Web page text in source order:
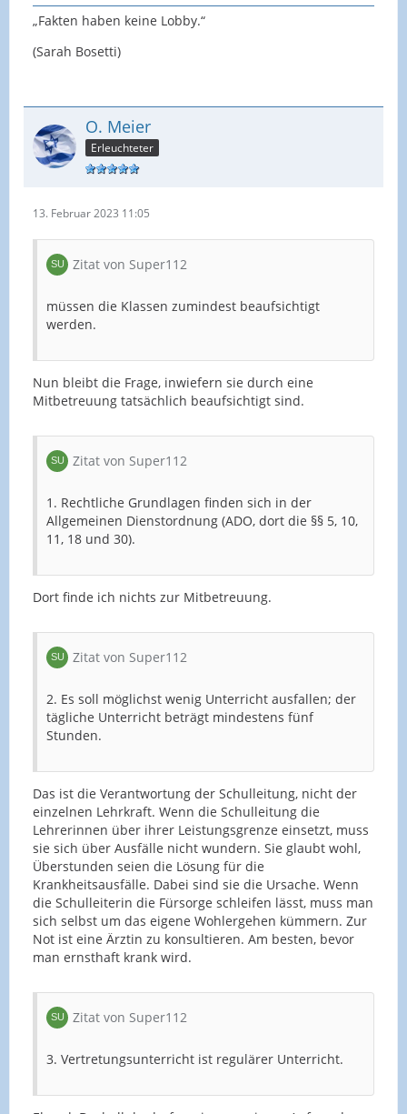
„Fakten haben keine Lobby.“
(Sarah Bosetti)
O. Meier
Erleuchteter
13. Februar 2023 11:05
Zitat von Super112
müssen die Klassen zumindest beaufsichtigt
werden.
Nun bleibt die Frage, inwiefern sie durch eine
Mitbetreuung tatsächlich beaufsichtigt sind.
Zitat von Super112
1. Rechtliche Grundlagen finden sich in der
Allgemeinen Dienstordnung (ADO, dort die §§ 5, 10,
11, 18 und 30).
Dort finde ich nichts zur Mitbetreuung.
Zitat von Super112
2. Es soll möglichst wenig Unterricht ausfallen; der
tägliche Unterricht beträgt mindestens fünf
Stunden.
Das ist die Verantwortung der Schulleitung, nicht der
einzelnen Lehrkraft. Wenn die Schulleitung die
Lehrerinnen über ihrer Leistungsgrenze einsetzt, muss
sie sich über Ausfälle nicht wundern. Sie glaubt wohl,
Überstunden seien die Lösung für die
Krankheitsausfälle. Dabei sind sie die Ursache. Wenn
die Schulleiterin die Fürsorge schleifen lässt, muss man
sich selbst um das eigene Wohlergehen kümmern. Zur
Not ist eine Ärztin zu konsultieren. Am besten, bevor
man ernsthaft krank wird.
Zitat von Super112
3. Vertretungsunterricht ist regulärer Unterricht.